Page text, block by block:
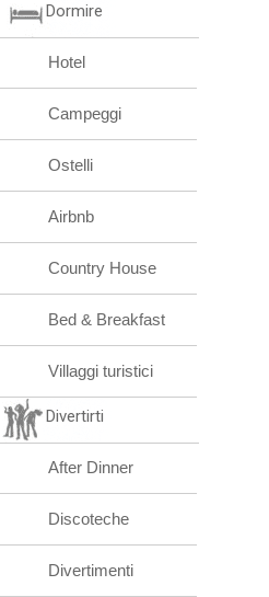
Dormire
Hotel
Campeggi
Ostelli
Airbnb
Country House
Bed & Breakfast
Villaggi turistici
Divertirti
After Dinner
Discoteche
Divertimenti